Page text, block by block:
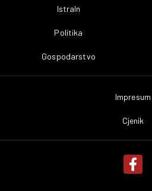
IstraIn
Politika
Gospodarstvo
Impresum
Cjenik